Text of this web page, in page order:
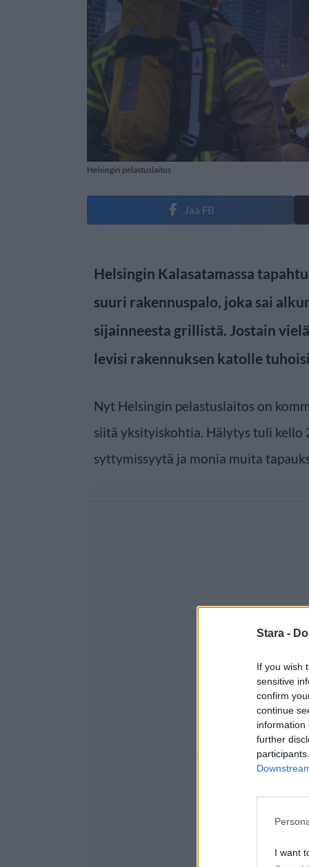
Stara -
If you wish
sensitive
confirm
continue
information
further
I want
Helsingin pelastuslaitos
Jaa FB
Helsingin Kalasatamassa
suuri rakennuspalo, joka sai
sijainneesta grillistä. Jostain
levisi rakennuksen katolle
Nyt Helsingin pelastuslaitos on
siitä yksityiskohtia. Hälytys tuli kello
syttymissyytä ja monia muita